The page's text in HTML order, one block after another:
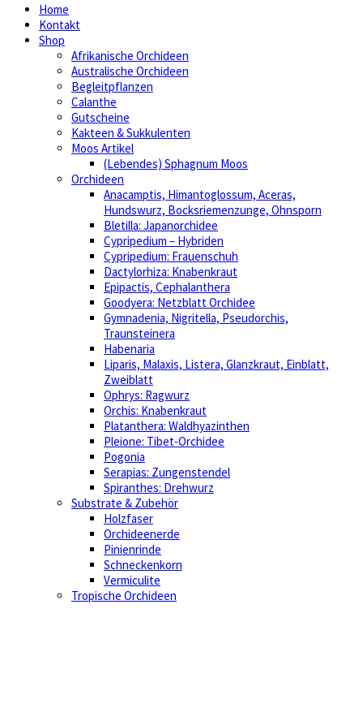
Home
Kontakt
Shop
Afrikanische Orchideen
Australische Orchideen
Begleitpflanzen
Calanthe
Gutscheine
Kakteen & Sukkulenten
Moos Artikel
(Lebendes) Sphagnum Moos
Orchideen
Anacamptis, Himantoglossum, Aceras,
Hundswurz, Bocksriemenzunge, Ohnsporn
Bletilla: Japanorchidee
Cypripedium – Hybriden
Cypripedium: Frauenschuh
Dactylorhiza: Knabenkraut
Epipactis, Cephalanthera
Goodyera: Netzblatt Orchidee
Gymnadenia, Nigritella, Pseudorchis,
Traunsteinera
Habenaria
Liparis, Malaxis, Listera, Glanzkraut, Einblatt,
Zweiblatt
Ophrys: Ragwurz
Orchis: Knabenkraut
Platanthera: Waldhyazinthen
Pleione: Tibet-Orchidee
Pogonia
Serapias: Zungenstendel
Spiranthes: Drehwurz
Substrate & Zubehör
Holzfaser
Orchideenerde
Pinienrinde
Schneckenkorn
Vermiculite
Tropische Orchideen